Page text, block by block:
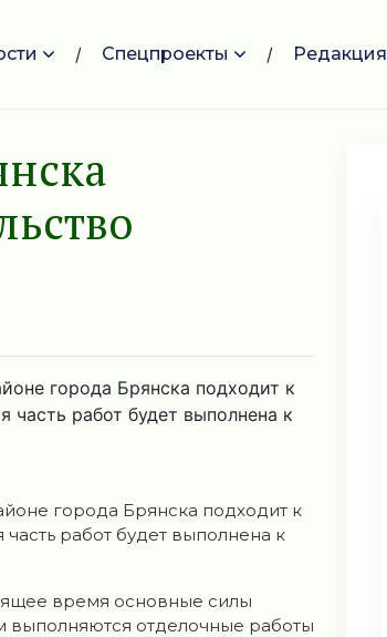
Спецпроекты Редакция
города Брянска подходит к
часть работ будет выполнена к
города Брянска подходит к
часть работ будет выполнена к
время основные силы
отделочные работы